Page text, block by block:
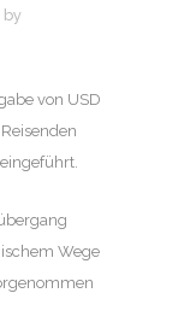
by
von USD
Wege